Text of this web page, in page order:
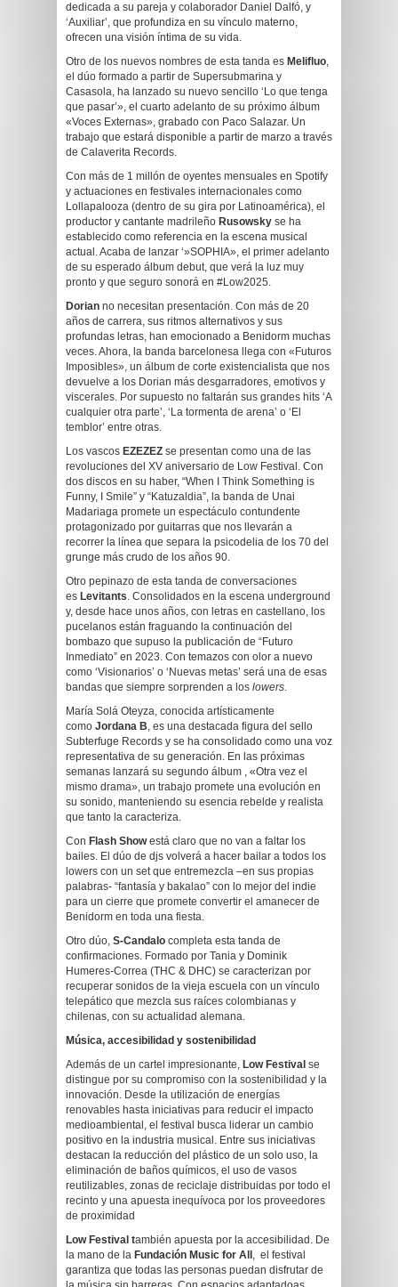
dedicada a su pareja y colaborador Daniel Dalfó, y
‘Auxiliar’, que profundiza en su vínculo materno,
ofrecen una visión íntima de su vida.
Otro de los nuevos nombres de esta tanda es Melifluo,
el dúo formado a partir de Supersubmarina y
Casasola, ha lanzado su nuevo sencillo ‘Lo que tenga
que pasar’», el cuarto adelanto de su próximo álbum
«Voces Externas», grabado con Paco Salazar. Un
trabajo que estará disponible a partir de marzo a través
de Calaverita Records.
Con más de 1 millón de oyentes mensuales en Spotify
y actuaciones en festivales internacionales como
Lollapalooza (dentro de su gira por Latinoamérica), el
productor y cantante madrileño Rusowsky se ha
establecido como referencia en la escena musical
actual. Acaba de lanzar ‘»SOPHIA», el primer adelanto
de su esperado álbum debut, que verá la luz muy
pronto y que seguro sonorá en #Low2025.
Dorian no necesitan presentación. Con más de 20
años de carrera, sus ritmos alternativos y sus
profundas letras, han emocionado a Benidorm muchas
veces. Ahora, la banda barcelonesa llega con «Futuros
Imposibles», un álbum de corte existencialista que nos
devuelve a los Dorian más desgarradores, emotivos y
viscerales. Por supuesto no faltarán sus grandes hits ‘A
cualquier otra parte’, ‘La tormenta de arena’ o ‘El
temblor’ entre otras.
Los vascos EZEZEZ se presentan como una de las
revoluciones del XV aniversario de Low Festival. Con
dos discos en su haber, “When I Think Something is
Funny, I Smile” y “Katuzaldia”, la banda de Unai
Madariaga promete un espectáculo contundente
protagonizado por guitarras que nos llevarán a
recorrer la línea que separa la psicodelia de los 70 del
grunge más crudo de los años 90.
Otro pepinazo de esta tanda de conversaciones
es Levitants. Consolidados en la escena underground
y, desde hace unos años, con letras en castellano, los
pucelanos están fraguando la continuación del
bombazo que supuso la publicación de “Futuro
Inmediato” en 2023. Con temazos con olor a nuevo
como ‘Visionarios’ o ‘Nuevas metas’ será una de esas
bandas que siempre sorprenden a los lowers.
María Solá Oteyza, conocida artísticamente
como Jordana B, es una destacada figura del sello
Subterfuge Records y se ha consolidado como una voz
representativa de su generación. En las próximas
semanas lanzará su segundo álbum , «Otra vez el
mismo drama», un trabajo promete una evolución en
su sonido, manteniendo su esencia rebelde y realista
que tanto la caracteriza.
Con Flash Showestá claro que no van a faltar los
bailes. El dúo de djs volverá a hacer bailar a todos los
lowers con un set que entremezcla –en sus propias
palabras- “fantasía y bakalao” con lo mejor del indie
para un cierre que promete convertir el amanecer de
Benidorm en toda una fiesta.
Otro dúo, S-Candalo completa esta tanda de
confirmaciones. Formado por Tania y Dominik
Humeres-Correa (THC & DHC) se caracterizan por
recuperar sonidos de la vieja escuela con un vínculo
telepático que mezcla sus raíces colombianas y
chilenas, con su actualidad alemana.
Música, accesibilidad y sostenibilidad
Además de un cartel impresionante, Low Festival se
distingue por su compromiso con la sostenibilidad y la
innovación. Desde la utilización de energías
renovables hasta iniciativas para reducir el impacto
medioambiental, el festival busca liderar un cambio
positivo en la industria musical. Entre sus iniciativas
destacan la reducción del plástico de un solo uso, la
eliminación de baños químicos, el uso de vasos
reutilizables, zonas de reciclaje distribuidas por todo el
recinto y una apuesta inequívoca por los proveedores
de proximidad
Low Festival también apuesta por la accesibilidad. De
la mano de la Fundación Music for All , el festival
garantiza que todas las personas puedan disfrutar de